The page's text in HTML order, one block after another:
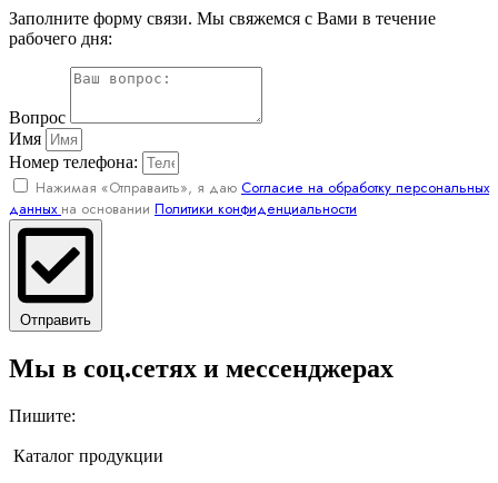
Заполните форму связи. Мы свяжемся с Вами в течение
рабочего дня:
Вопрос
Имя
Номер телефона:
Нажимая «Отправаить», я даю Согласие на обработку персональных
данных на основании Политики конфиденциальности
Отправить
Мы в соц.сетях и мессенджерах
Пишите:
Каталог продукции